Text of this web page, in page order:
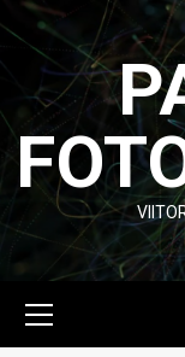
Skip
to
content
Menu